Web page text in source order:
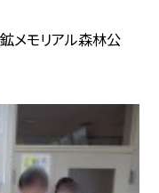
メモリアル森林公